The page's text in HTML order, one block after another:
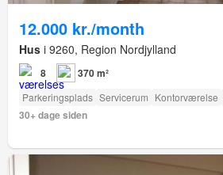
12.000 kr./month
Hus i 9260, Region Nordjylland
8 370 m²
Parkeringsplads Servicerum Kontorværelse
30+ dage siden